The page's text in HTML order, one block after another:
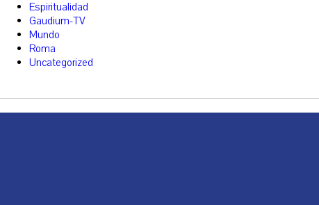
Espiritualidad
Gaudium-TV
Mundo
Roma
Uncategorized